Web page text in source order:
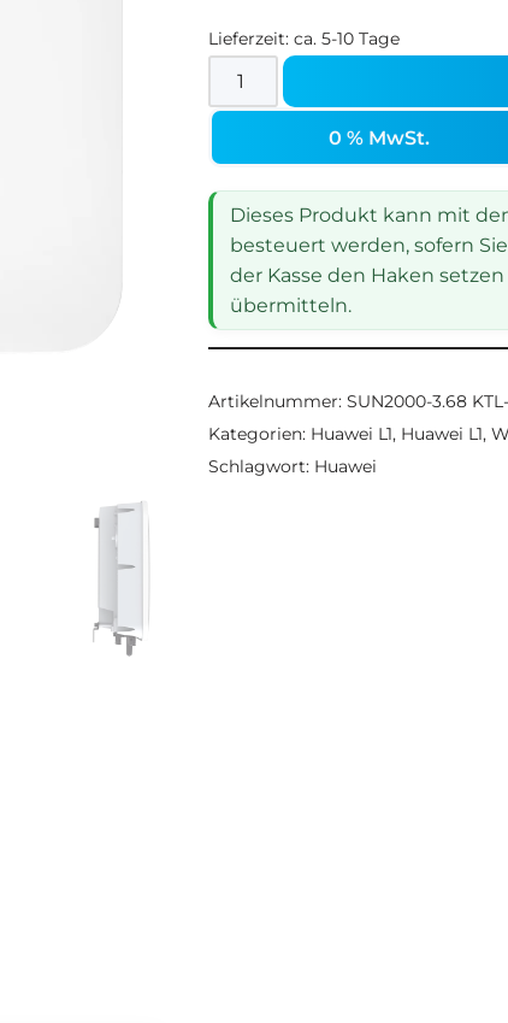
Lieferzeit: ca. 5-10 Tage
0 % MwSt.
Dieses Produkt kann mit
besteuert werden, sofern
der Kasse den Haken
übermitteln.
Artikelnummer: SUN2000-3.68 KTL-
Kategorien: Huawei L1, Huawei L1,
Schlagwort: Huawei